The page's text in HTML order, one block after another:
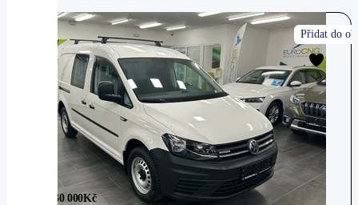
Sleva 30 000Kč